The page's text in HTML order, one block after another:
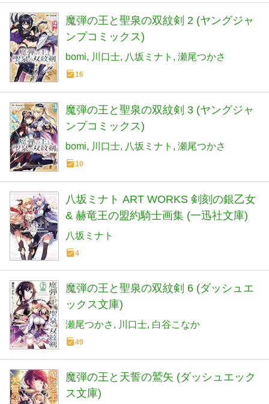
魔弾の王と聖泉の双紋剣 2 (ヤングジャ
ンプコミックス)
bomi 川口士 八坂ミナト 瀬尾つかさ
16
魔弾の王と聖泉の双紋剣 3 (ヤングジャ
ンプコミックス)
bomi 川口士 八坂ミナト 瀬尾つかさ
10
八坂ミナト ART WORKS 剣刻の銀乙女
& 赫竜王の盟約騎士画集 (一迅社文庫)
八坂ミナト
4
魔弾の王と聖泉の双紋剣 6 (ダッシュエ
ックス文庫)
瀬尾つかさ 川口士 白谷こなか
49
魔弾の王と天誓の鷲矢 (ダッシュエック
ス文庫)